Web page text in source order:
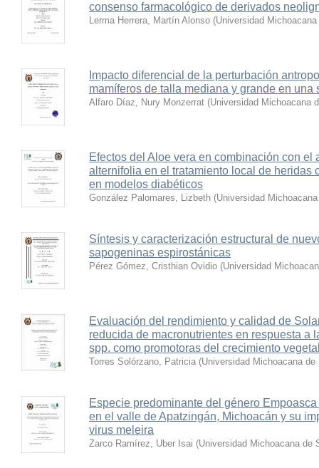
consenso farmacológico de derivados
Lerma Herrera, Martín Alonso (Universidad
Impacto diferencial de la perturbación
mamíferos de talla mediana y grande en una
Alfaro Díaz, Nury Monzerrat (Universidad Michoacana
Efectos del Aloe vera en combinación con
alternifolia en el tratamiento local de heridas
en modelos diabéticos
González Palomares, Lizbeth (Universidad
Síntesis y caracterización estructural de
sapogeninas espirostánicas
Pérez Gómez, Cristhian Ovidio (Universidad
Evaluación del rendimiento y calidad de
reducida de macronutrientes en respuesta a
spp. como promotoras del crecimiento
Torres Solórzano, Patricia (Universidad Michoacana
Especie predominante del género
en el valle de Apatzingán, Michoacán y su
virus meleira
Zarco Ramírez, Uber Isai (Universidad Michoacana de